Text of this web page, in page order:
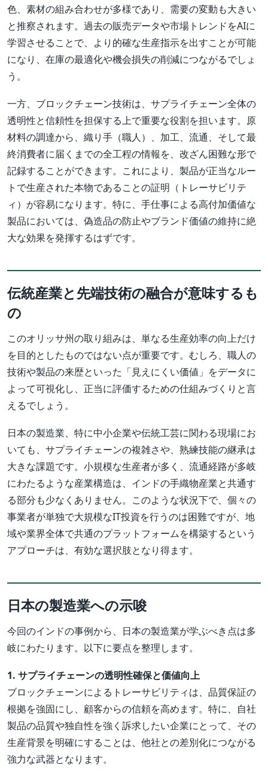
色、素材の組み合わせが多様であり、需要の変動も大きい
と推察されます。過去の販売データや市場トレンドをAIに
学習させることで、より的確な生産指示を出すことが可能
になり、在庫の最適化や機会損失の削減につながるでしょ
う。
一方、ブロックチェーン技術は、サプライチェーン全体の
透明性と信頼性を担保する上で重要な役割を担います。原
材料の調達から、織り手（職人）、加工、流通、そして最
終消費者に届くまでの全工程の情報を、改ざん困難な形で
記録することができます。これにより、製品が正当なルー
トで生産された本物であることの証明（トレーサビリテ
ィ）が容易になります。特に、手仕事による高付加価値な
製品においては、偽造品の防止やブランド価値の維持に絶
大な効果を発揮するはずです。
伝統産業と先端技術の融合が意味するも
の
このオリッサ州の取り組みは、単なる生産効率の向上だけ
を目的としたものではない点が重要です。むしろ、職人の
技術や製品の来歴といった「見えにくい価値」をデータに
よって可視化し、正当に評価するための仕組みづくりと言
えるでしょう。
日本の製造業、特に中小企業や伝統工芸に関わる現場にお
いても、サプライチェーンの複雑さや、熟練技能の継承は
大きな課題です。小規模な生産者が多く、流通経路が多岐
にわたるような産業構造は、インドの手織物産業と共通す
る部分も少なくありません。このような状況下で、個々の
事業者が単独で大規模なIT投資を行うのは困難ですが、地
域や業界全体で共通のプラットフォームを構築するという
アプローチは、有効な選択肢となり得ます。
日本の製造業への示唆
今回のインドの事例から、日本の製造業が学ぶべき点は多
岐にわたります。以下に要点を整理します。
1. サプライチェーンの透明性確保と価値向上
ブロックチェーンによるトレーサビリティは、品質保証の
根拠を強固にし、顧客からの信頼を高めます。特に、自社
製品の品質や独自性を強く訴求したい企業にとって、その
生産背景を明確にすることは、他社との差別化につながる
強力な武器となります。